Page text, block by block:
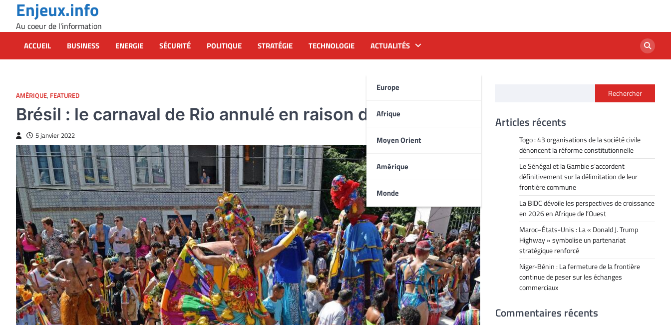
content
Enjeux.info
Au coeur de l'information
ACCUEIL BUSINESS ENERGIE SÉCURITÉ POLITIQUE STRATÉGIE TECHNOLOGIE ACTUALITÉS
Europe
Afrique
Moyen Orient
Amérique
Monde
AMÉRIQUE, FEATURED
Brésil : le carnaval de Rio annulé en raison d’Omicron
5 janvier 2022
Rechercher
Articles récents
Togo : 43 organisations de la société civile
dénoncent la réforme constitutionnelle
Le Sénégal et la Gambie s’accordent
définitivement sur la délimitation de leur
frontière commune
La BIDC dévoile les perspectives de croissance
en 2026 en Afrique de l’Ouest
Maroc–États-Unis : La « Donald J. Trump
Highway » symbolise un partenariat
stratégique renforcé
Niger-Bénin : La fermeture de la frontière
continue de peser sur les échanges
commerciaux
Commentaires récents